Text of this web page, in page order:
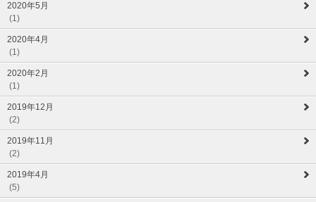
2020年5月
(1)
2020年4月
(1)
2020年2月
(1)
2019年12月
(2)
2019年11月
(2)
2019年4月
(5)